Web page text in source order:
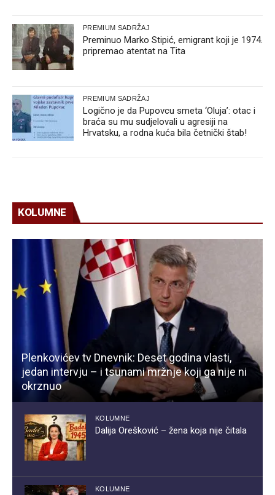
PREMIUM SADRŽAJ
Preminuo Marko Stipić, emigrant koji je 1974.
pripremao atentat na Tita
PREMIUM SADRŽAJ
Logično je da Pupovcu smeta ‘Oluja’: otac i
braća su mu sudjelovali u agresiji na
Hrvatsku, a rodna kuća bila četnički štab!
KOLUMNE
Plenkovićev tv Dnevnik: Deset godina vlasti,
jedan intervju – i tsunami mržnje koji ga nije ni
okrznuo
KOLUMNE
Dalija Orešković – žena koja nije čitala
KOLUMNE